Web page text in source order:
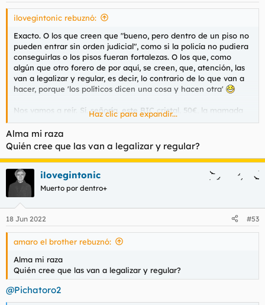
ilovegintonic rebuznó:
Exacto. O los que creen que "bueno, pero dentro de un piso no
pueden entrar sin orden judicial", como si la policía no pudiera
conseguirlas o los pisos fueran fortalezas. O los que, como
algún que otro forero de por aquí, se creen, que, atención, las
van a legalizar y regular, es decir, lo contrario de lo que van a
hacer, porque 'los políticos dicen una cosa y hacen otra'
Nos vamos a reír. Sí, señoría, este BIC cristal, 50€, la mamada
es porque nos hemos gustado.
Haz clic para expandir...
Alma mi raza
Quién cree que las van a legalizar y regular?
ilovegintonic
Muerto por dentro+
18 Jun 2022 #53
amaro el brother rebuznó:
Alma mi raza
Quién cree que las van a legalizar y regular?
@Pichatoro2